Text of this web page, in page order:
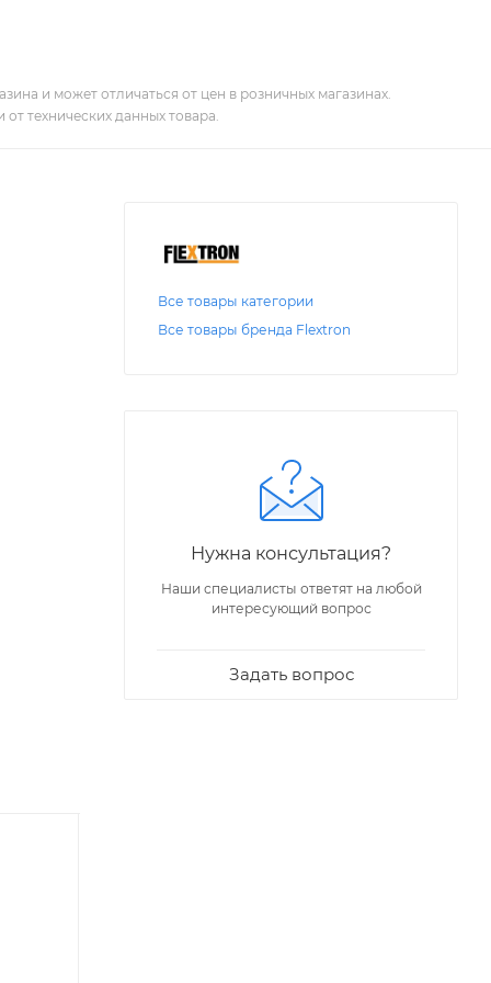
и может отличаться от цен в розничных магазинах.
технических данных товара.
Все товары категории
Все товары бренда Flextron
Нужна консультация?
Наши специалисты ответят на любой
интересующий вопрос
Задать вопрос